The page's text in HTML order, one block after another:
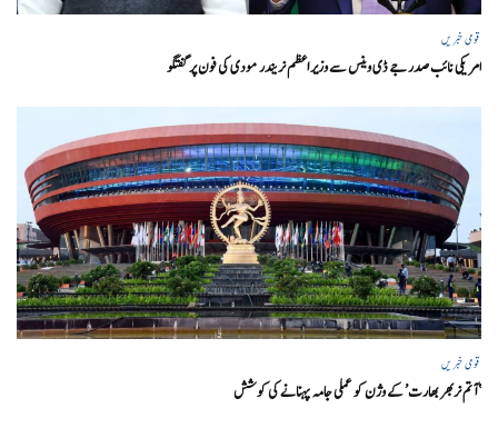
قومی خبریں
امریکی نائب صدر جے ڈی وینس سے وزیر اعظم نریندر مودی کی فون پر گفتگو
قومی خبریں
‘ آتم نربھر بھارت’ کے وژن کو عملی جامہ پہنانے کی کوشش